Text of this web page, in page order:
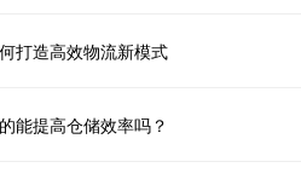
打造高效物流新模式
能提高仓储效率吗？